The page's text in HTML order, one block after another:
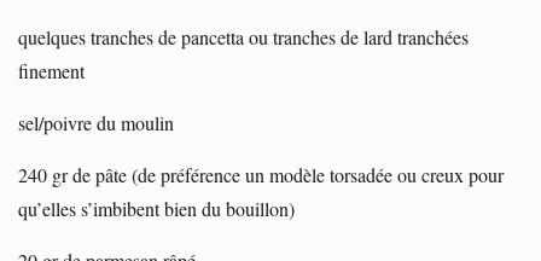
quelques tranches de pancetta ou tranches de lard tranchées
finement
sel/poivre du moulin
240 gr de pâte (de préférence un modèle torsadée ou creux pour
qu’elles s’imbibent bien du bouillon)